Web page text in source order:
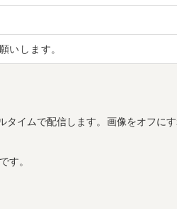
いします。
タイムで配信します。画像をオフに
す。